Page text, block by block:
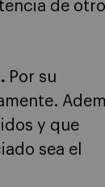
de
Por su
y que
sea el